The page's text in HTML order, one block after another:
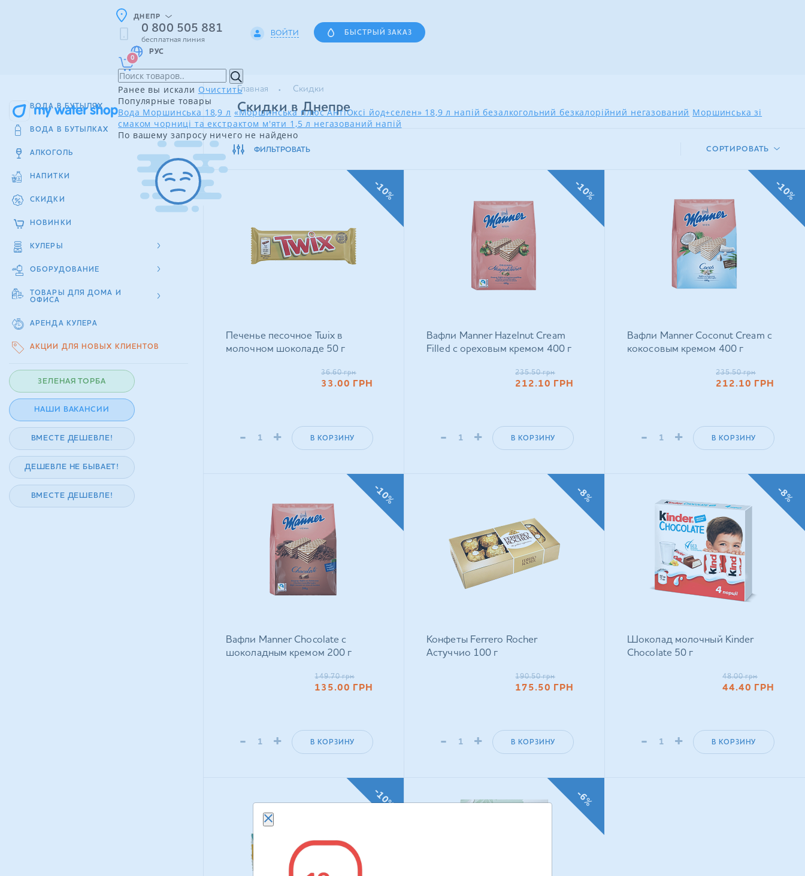
ДНЕПР
0 800 505 881
бесплатная линия
ВОЙТИ БЫСТРЫЙ ЗАКАЗ
РУС
0
Ранее вы искали Очистить
Популярные товары
Вода Моршинська 18,9 л «Моршинська плюс АнтіОксі йод+селен» 18,9 л напій безалкогольний безкалорійний негазований Моршинська зі
смаком чорниці та екстрактом м'яти 1,5 л негазований напій
По вашему запросу ничего не найдено
ВОДА В БУТЫЛЯХ
ВОДА В БУТЫЛКАХ
АЛКОГОЛЬ
НАПИТКИ
СКИДКИ
НОВИНКИ
КУЛЕРЫ
ОБОРУДОВАНИЕ
ТОВАРЫ ДЛЯ ДОМА И
ОФИСА
АРЕНДА КУЛЕРА
АКЦИИ ДЛЯ НОВЫХ КЛИЕНТОВ
ЗЕЛЕНАЯ ТОРБА
НАШИ ВАКАНСИИ
ВМЕСТЕ ДЕШЕВЛЕ!
ДЕШЕВЛЕ НЕ БЫВАЕТ!
ВМЕСТЕ ДЕШЕВЛЕ!
Главная Скидки
Скидки в Днепре
ФИЛЬТРОВАТЬ СОРТИРОВАТЬ
Печенье песочное Twix в
молочном шоколаде 50 г
36.60 грн
33.00 ГРН
- + В КОРЗИНУ
-10%
Вафли Manner Hazelnut Cream
Filled с ореховым кремом 400 г
235.50 грн
212.10 ГРН
- + В КОРЗИНУ
-10%
Вафли Manner Coconut Cream с
кокосовым кремом 400 г
235.50 грн
212.10 ГРН
- + В КОРЗИНУ
-10%
Вафли Manner Chocolate с
шоколадным кремом 200 г
149.70 грн
135.00 ГРН
- + В КОРЗИНУ
-10%
Конфеты Ferrero Rocher
Астуччио 100 г
190.50 грн
175.50 ГРН
- + В КОРЗИНУ
-8%
Шоколад молочный Kinder
Chocolate 50 г
48.00 грн
44.40 ГРН
- + В КОРЗИНУ
-8%
-10% -6%